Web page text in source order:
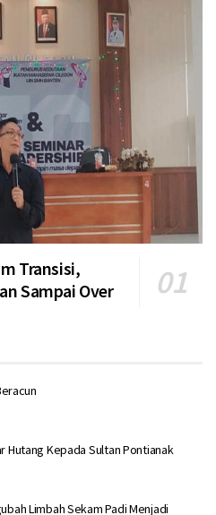
Transisi,
Sampai Over
Hutang Kepada Sultan Pontianak
Limbah Sekam Padi Menjadi